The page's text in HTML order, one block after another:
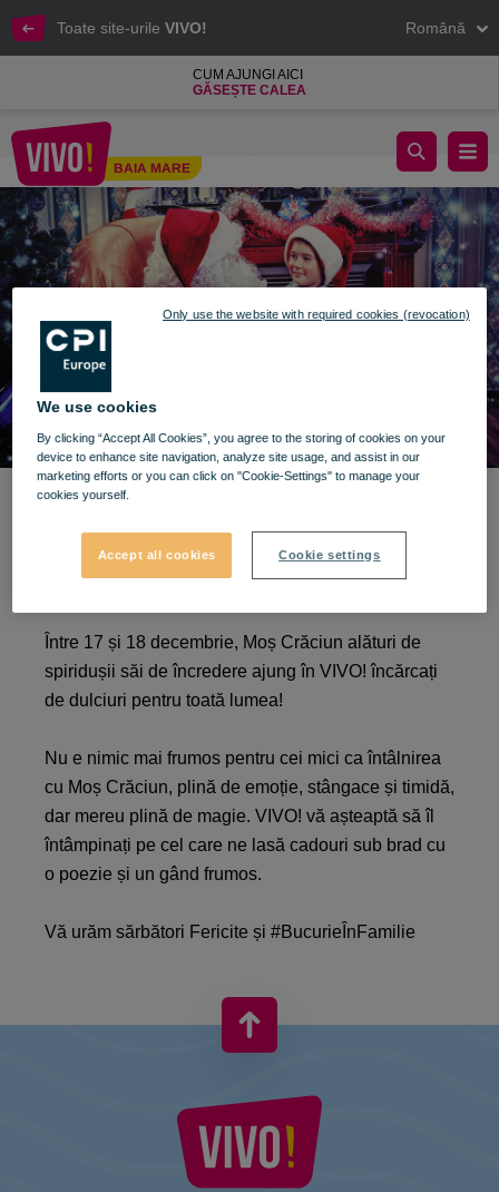
Toate site-urile VIVO! Română
CUM AJUNGI AICI
GĂSEȘTE CALEA
Baia Mare
BAIA MARE
Întâlnește-l pe Moș Crăciun la VIVO! Baia Mare
Întâlnește-l pe Moș Crăciun
la VIVO!
Între 17 și 18 decembrie, Moș Crăciun alături de
spiridușii săi de încredere ajung în VIVO! încărcați
de dulciuri pentru toată lumea!
Nu e nimic mai frumos pentru cei mici ca întâlnirea
cu Moș Crăciun, plină de emoție, stângace și timidă,
dar mereu plină de magie. VIVO! vă așteaptă să îl
întâmpinați pe cel care ne lasă cadouri sub brad cu
o poezie și un gând frumos.
Vă urăm sărbători Fericite și #BucurieÎnFamilie
We use cookies
By clicking “Accept All Cookies”, you agree to the storing of cookies on your
device to enhance site navigation, analyze site usage, and assist in our
marketing efforts or you can click on "Cookie-Settings" to manage your
cookies yourself.
Accept all cookies Cookie settings
Only use the website with required cookies (revocation)